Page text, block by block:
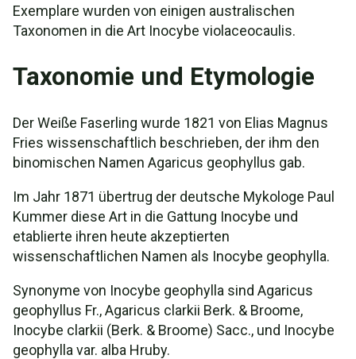
Exemplare wurden von einigen australischen
Taxonomen in die Art Inocybe violaceocaulis.
Taxonomie und Etymologie
Der Weiße Faserling wurde 1821 von Elias Magnus
Fries wissenschaftlich beschrieben, der ihm den
binomischen Namen Agaricus geophyllus gab.
Im Jahr 1871 übertrug der deutsche Mykologe Paul
Kummer diese Art in die Gattung Inocybe und
etablierte ihren heute akzeptierten
wissenschaftlichen Namen als Inocybe geophylla.
Synonyme von Inocybe geophylla sind Agaricus
geophyllus Fr., Agaricus clarkii Berk. & Broome,
Inocybe clarkii (Berk. & Broome) Sacc., und Inocybe
geophylla var. alba Hruby.